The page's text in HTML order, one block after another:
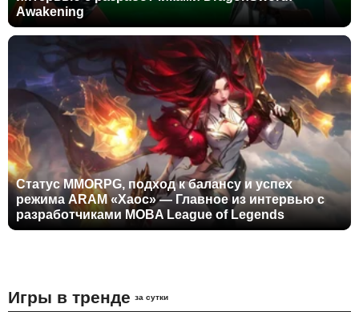
Awakening
Статус MMORPG, подход к балансу и успех
режима ARAM «Хаос» — Главное из интервью с
разработчиками MOBA League of Legends
Игры в тренде за сутки